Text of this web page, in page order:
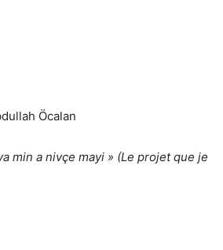
Öcalan
min a nivçe mayi » (Le projet que je